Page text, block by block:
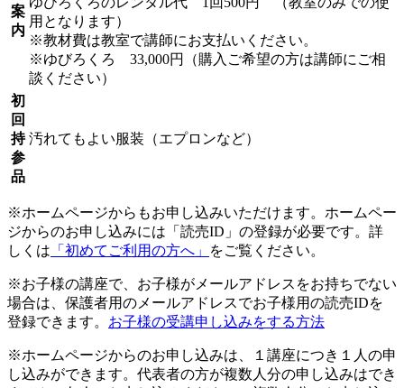
案
内
用となります）
※教材費は教室で講師にお支払いください。
※ゆびろくろ 33,000円（購入ご希望の方は講師にご相
談ください）
初
回
持
参
品
汚れてもよい服装（エプロンなど）
※ホームページからもお申し込みいただけます。ホームペー
ジからのお申し込みには「読売ID」の登録が必要です。詳
しくは 「初めてご利用の方へ」 をご覧ください。
※お子様の講座で、お子様がメールアドレスをお持ちでない
場合は、保護者用のメールアドレスでお子様用の読売IDを
登録できます。 お子様の受講申し込みをする方法
※ホームページからのお申し込みは、１講座につき１人の申
し込みができます。代表者の方が複数人分の申し込みはでき